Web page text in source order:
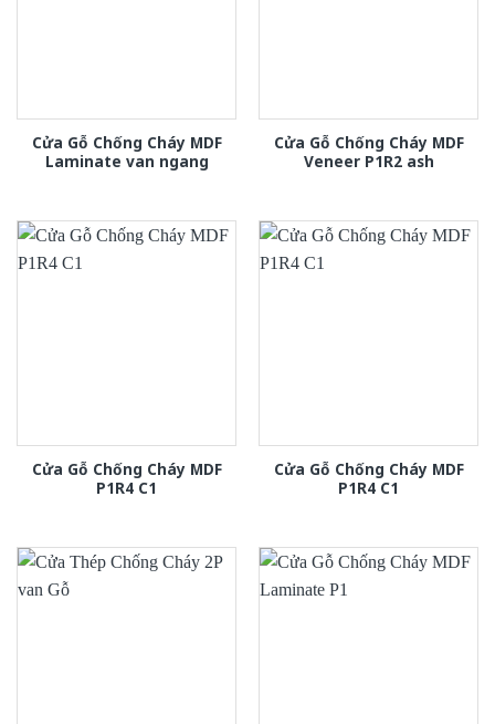
Cửa Gỗ Chống Cháy MDF
Laminate van ngang
Cửa Gỗ Chống Cháy MDF
Veneer P1R2 ash
Cửa Gỗ Chống Cháy MDF
P1R4 C1
Cửa Gỗ Chống Cháy MDF
P1R4 C1